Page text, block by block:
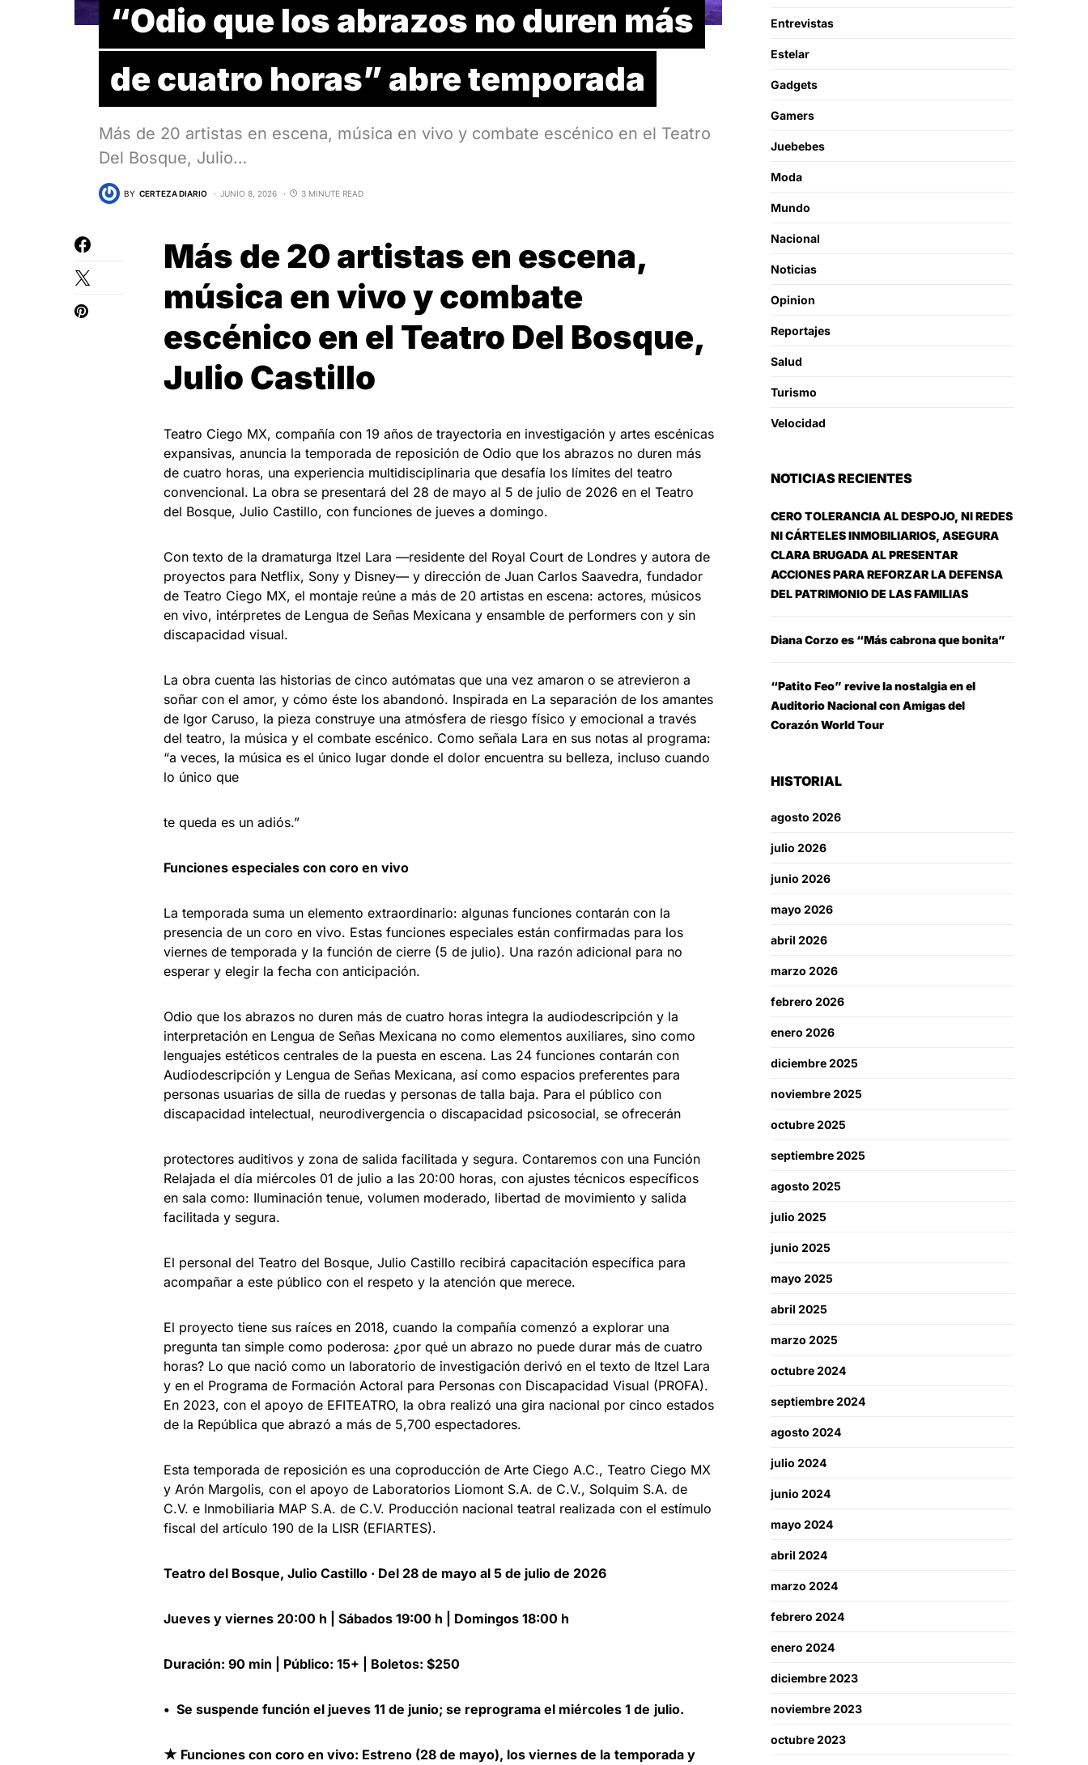
“Odio que los abrazos no duren más
de cuatro horas” abre temporada
Más de 20 artistas en escena, música en vivo y combate escénico en el Teatro
Del Bosque, Julio…
BY CERTEZA DIARIO JUNIO 8, 2026 3 MINUTE READ
Más de 20 artistas en escena,
música en vivo y combate
escénico en el Teatro Del Bosque,
Julio Castillo
Teatro Ciego MX, compañía con 19 años de trayectoria en investigación y artes escénicas
expansivas, anuncia la temporada de reposición de Odio que los abrazos no duren más
de cuatro horas, una experiencia multidisciplinaria que desafía los límites del teatro
convencional. La obra se presentará del 28 de mayo al 5 de julio de 2026 en el Teatro
del Bosque, Julio Castillo, con funciones de jueves a domingo.
Con texto de la dramaturga Itzel Lara —residente del Royal Court de Londres y autora de
proyectos para Netflix, Sony y Disney— y dirección de Juan Carlos Saavedra, fundador
de Teatro Ciego MX, el montaje reúne a más de 20 artistas en escena: actores, músicos
en vivo, intérpretes de Lengua de Señas Mexicana y ensamble de performers con y sin
discapacidad visual.
La obra cuenta las historias de cinco autómatas que una vez amaron o se atrevieron a
soñar con el amor, y cómo éste los abandonó. Inspirada en La separación de los amantes
de Igor Caruso, la pieza construye una atmósfera de riesgo físico y emocional a través
del teatro, la música y el combate escénico. Como señala Lara en sus notas al programa:
“a veces, la música es el único lugar donde el dolor encuentra su belleza, incluso cuando
lo único que
te queda es un adiós.”
Funciones especiales con coro en vivo
La temporada suma un elemento extraordinario: algunas funciones contarán con la
presencia de un coro en vivo. Estas funciones especiales están confirmadas para los
viernes de temporada y la función de cierre (5 de julio). Una razón adicional para no
esperar y elegir la fecha con anticipación.
Odio que los abrazos no duren más de cuatro horas integra la audiodescripción y la
interpretación en Lengua de Señas Mexicana no como elementos auxiliares, sino como
lenguajes estéticos centrales de la puesta en escena. Las 24 funciones contarán con
Audiodescripción y Lengua de Señas Mexicana, así como espacios preferentes para
personas usuarias de silla de ruedas y personas de talla baja. Para el público con
discapacidad intelectual, neurodivergencia o discapacidad psicosocial, se ofrecerán
protectores auditivos y zona de salida facilitada y segura. Contaremos con una Función
Relajada el día miércoles 01 de julio a las 20:00 horas, con ajustes técnicos específicos
en sala como: Iluminación tenue, volumen moderado, libertad de movimiento y salida
facilitada y segura.
El personal del Teatro del Bosque, Julio Castillo recibirá capacitación específica para
acompañar a este público con el respeto y la atención que merece.
El proyecto tiene sus raíces en 2018, cuando la compañía comenzó a explorar una
pregunta tan simple como poderosa: ¿por qué un abrazo no puede durar más de cuatro
horas? Lo que nació como un laboratorio de investigación derivó en el texto de Itzel Lara
y en el Programa de Formación Actoral para Personas con Discapacidad Visual (PROFA).
En 2023, con el apoyo de EFITEATRO, la obra realizó una gira nacional por cinco estados
de la República que abrazó a más de 5,700 espectadores.
Esta temporada de reposición es una coproducción de Arte Ciego A.C., Teatro Ciego MX
y Arón Margolis, con el apoyo de Laboratorios Liomont S.A. de C.V., Solquim S.A. de
C.V. e Inmobiliaria MAP S.A. de C.V. Producción nacional teatral realizada con el estímulo
fiscal del artículo 190 de la LISR (EFIARTES).
Teatro del Bosque, Julio Castillo · Del 28 de mayo al 5 de julio de 2026
Jueves y viernes 20:00 h | Sábados 19:00 h | Domingos 18:00 h
Duración: 90 min | Público: 15+ | Boletos: $250
•⁠ ⁠Se suspende función el jueves 11 de junio; se reprograma el miércoles 1 de julio.
★ Funciones con coro en vivo: Estreno (28 de mayo), los viernes de la temporada y
Entrevistas
Estelar
Gadgets
Gamers
Juebebes
Moda
Mundo
Nacional
Noticias
Opinion
Reportajes
Salud
Turismo
Velocidad
NOTICIAS RECIENTES
CERO TOLERANCIA AL DESPOJO, NI REDES
NI CÁRTELES INMOBILIARIOS, ASEGURA
CLARA BRUGADA AL PRESENTAR
ACCIONES PARA REFORZAR LA DEFENSA
DEL PATRIMONIO DE LAS FAMILIAS
Diana Corzo es “Más cabrona que bonita”
“Patito Feo” revive la nostalgia en el
Auditorio Nacional con Amigas del
Corazón World Tour
HISTORIAL
agosto 2026
julio 2026
junio 2026
mayo 2026
abril 2026
marzo 2026
febrero 2026
enero 2026
diciembre 2025
noviembre 2025
octubre 2025
septiembre 2025
agosto 2025
julio 2025
junio 2025
mayo 2025
abril 2025
marzo 2025
octubre 2024
septiembre 2024
agosto 2024
julio 2024
junio 2024
mayo 2024
abril 2024
marzo 2024
febrero 2024
enero 2024
diciembre 2023
noviembre 2023
octubre 2023